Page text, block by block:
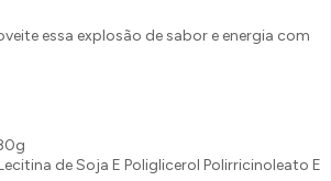
essa explosão de sabor e energia com
de Soja E Poliglicerol Polirricinoleato E